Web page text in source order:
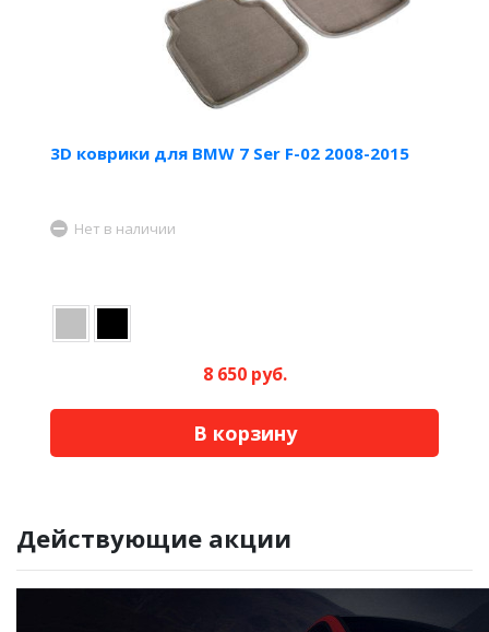
3D коврики для BMW 7 Ser F-02 2008-2015
Нет в наличии
8 650 руб.
В корзину
Действующие акции